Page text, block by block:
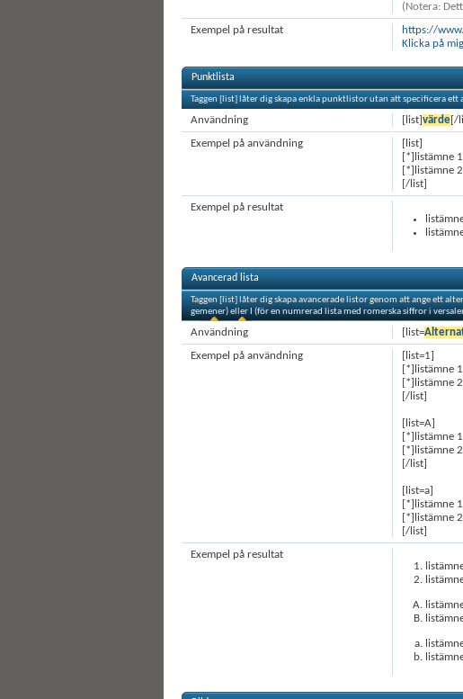
(Notera:
https://
Klicka på
Exempel på resultat
Punktlista
Taggen [list] låter dig skapa enkla punktlistor utan att specificera
[list]värde[/
Användning
[list]
[*]listämne 1
[*]listämne 2
[/list]
Exempel på användning
Exempel på resultat
Avancerad lista
Taggen [list] låter dig skapa avancerade listor genom att ange ett
gemener) eller I (för en numrerad lista med romerska siffror i
[list=
Användning
[list=1]
[*]listämne 1
[*]listämne 2
[/list]
[list=A]
[*]listämne 1
[*]listämne 2
[/list]
[list=a]
[*]listämne 1
[*]listämne 2
[/list]
Exempel på användning
Exempel på resultat